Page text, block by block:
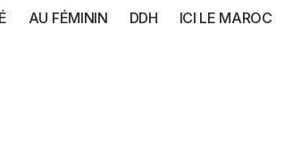
AU FÉMININ DDH ICI LE MAROC